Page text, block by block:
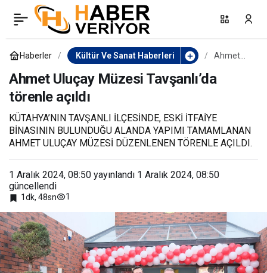
Haberler Kültür Ve Sanat Haberleri
Ahmet
Müzesi
Tavşanlı’d
Ahmet Uluçay Müzesi Tavşanlı’da
törenle açıldı
KÜTAHYA’NIN TAVŞANLI İLÇESİNDE, ESKİ İTFAİYE
BİNASININ BULUNDUĞU ALANDA YAPIMI TAMAMLANAN
AHMET ULUÇAY MÜZESİ DÜZENLENEN TÖRENLE AÇILDI.
1 Aralık 2024, 08:50 yayınlandı 1 Aralık 2024, 08:50
güncellendi
1dk, 48sn 1
Başkan Ercan’dan, 40.
Yenipazar Geleneksel
Deve Güreşi Şenlikleri’ne
davet
Paylaş